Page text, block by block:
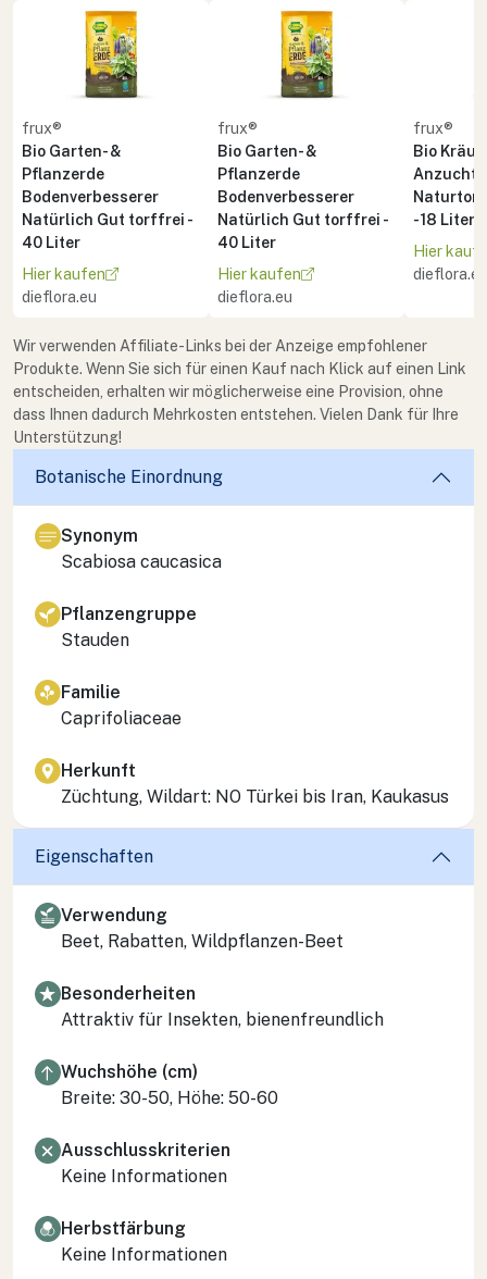
frux®
Bio Garten- &
Pflanzerde
Bodenverbesserer
Natürlich Gut torffrei -
40 Liter
Hier kaufen
dieflora.eu
frux®
Bio Garten- &
Pflanzerde
Bodenverbesserer
Natürlich Gut torffrei -
40 Liter
Hier kaufen
dieflora.eu
frux®
Bio
Naturton
- 18 Liter
Hier
dieflora.eu
Wir verwenden Affiliate-Links bei der Anzeige empfohlener
Produkte. Wenn Sie sich für einen Kauf nach Klick auf einen Link
entscheiden, erhalten wir möglicherweise eine Provision, ohne
dass Ihnen dadurch Mehrkosten entstehen. Vielen Dank für Ihre
Unterstützung!
Botanische Einordnung
Synonym
Scabiosa caucasica
Pflanzengruppe
Stauden
Familie
Caprifoliaceae
Herkunft
Züchtung, Wildart: NO Türkei bis Iran, Kaukasus
Eigenschaften
Verwendung
Beet, Rabatten, Wildpflanzen-Beet
Besonderheiten
Attraktiv für Insekten, bienenfreundlich
Wuchshöhe (cm)
Breite: 30-50, Höhe: 50-60
Ausschlusskriterien
Keine Informationen
Herbstfärbung
Keine Informationen